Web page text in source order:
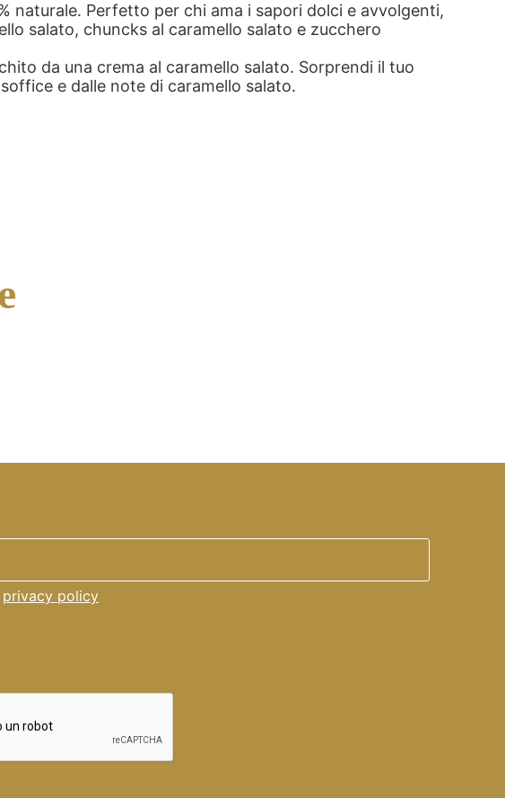
naturale. Perfetto per chi ama i sapori dolci e avvolgenti,
salato, chuncks al caramello salato e zucchero
da una crema al caramello salato. Sorprendi il tuo
e dalle note di caramello salato.
privacy policy